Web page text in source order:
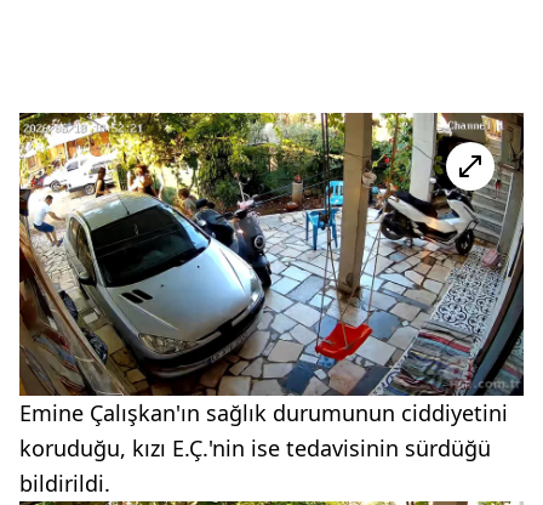
Emine Çalışkan'ın sağlık durumunun ciddiyetini
koruduğu, kızı E.Ç.'nin ise tedavisinin sürdüğü
bildirildi.